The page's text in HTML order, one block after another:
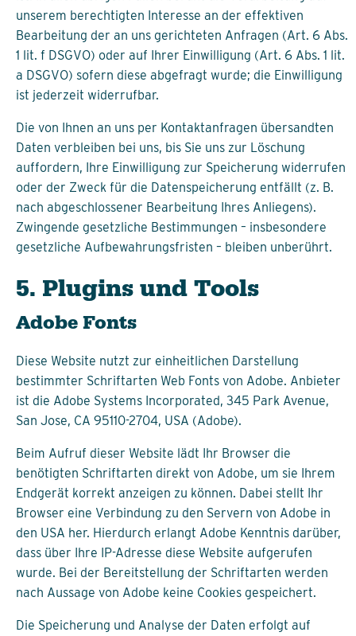
unserem berechtigten Interesse an der effektiven
Bearbeitung der an uns gerichteten Anfragen (Art. 6 Abs.
1 lit. f DSGVO) oder auf Ihrer Einwilligung (Art. 6 Abs. 1 lit.
a DSGVO) sofern diese abgefragt wurde; die Einwilligung
ist jederzeit widerrufbar.
Die von Ihnen an uns per Kontaktanfragen übersandten
Daten verbleiben bei uns, bis Sie uns zur Löschung
auffordern, Ihre Einwilligung zur Speicherung widerrufen
oder der Zweck für die Datenspeicherung entfällt (z. B.
nach abgeschlossener Bearbeitung Ihres Anliegens).
Zwingende gesetzliche Bestimmungen – insbesondere
gesetzliche Aufbewahrungsfristen – bleiben unberührt.
5. Plugins und Tools
Adobe Fonts
Diese Website nutzt zur einheitlichen Darstellung
bestimmter Schriftarten Web Fonts von Adobe. Anbieter
ist die Adobe Systems Incorporated, 345 Park Avenue,
San Jose, CA 95110-2704, USA (Adobe).
Beim Aufruf dieser Website lädt Ihr Browser die
benötigten Schriftarten direkt von Adobe, um sie Ihrem
Endgerät korrekt anzeigen zu können. Dabei stellt Ihr
Browser eine Verbindung zu den Servern von Adobe in
den USA her. Hierdurch erlangt Adobe Kenntnis darüber,
dass über Ihre IP-Adresse diese Website aufgerufen
wurde. Bei der Bereitstellung der Schriftarten werden
nach Aussage von Adobe keine Cookies gespeichert.
Die Speicherung und Analyse der Daten erfolgt auf